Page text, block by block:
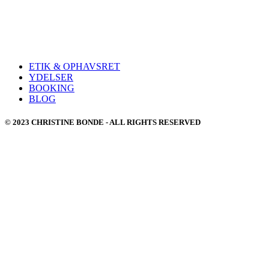
ETIK & OPHAVSRET
YDELSER
BOOKING
BLOG
© 2023 CHRISTINE BONDE - ALL RIGHTS RESERVED